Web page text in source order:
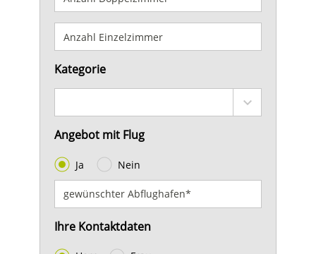
Kategorie
Angebot mit Flug
Ja Nein
Ihre Kontaktdaten